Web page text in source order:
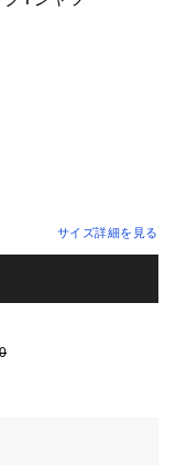
サイズ詳細を見る